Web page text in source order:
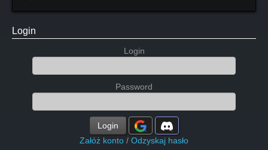
Login
Login
Password
Login
Załóż konto / Odzyskaj hasło